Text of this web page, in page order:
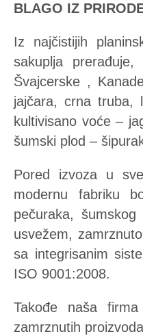
BLAGO IZ
Iz najčistijih
sakuplja
Švajcerske ,
jajčara, crna truba,
kultivisano voće –
šumski plod –
Pored izvoza u
modernu fabriku
pečuraka,
usvežem,
sa integrisanim
ISO 9001:2008.
Takođe naša
zamrznutih